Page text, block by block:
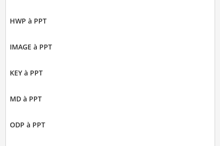
HWP à PPT
IMAGE à PPT
KEY à PPT
MD à PPT
ODP à PPT